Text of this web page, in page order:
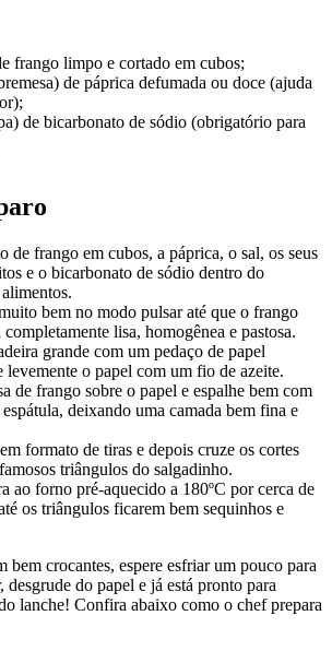
frango limpo e cortado em cubos;
de páprica defumada ou doce (ajuda
de bicarbonato de sódio (obrigatório para
de frango em cubos, a páprica, o sal, os seus
e o bicarbonato de sódio dentro do
bem no modo pulsar até que o frango
lisa, homogênea e pastosa.
grande com um pedaço de papel
levemente o papel com um fio de azeite.
de frango sobre o papel e espalhe bem com
deixando uma camada bem fina e
formato de tiras e depois cruze os cortes
triângulos do salgadinho.
ao forno pré-aquecido a 180ºC por cerca de
os triângulos ficarem bem sequinhos e
bem crocantes, espere esfriar um pouco para
desgrude do papel e já está pronto para
lanche! Confira abaixo como o chef prepara